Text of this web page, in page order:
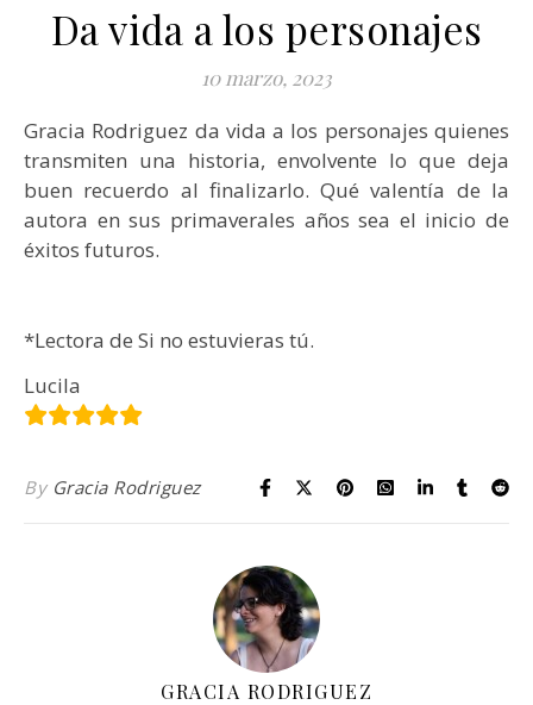
Da vida a los personajes
10 marzo, 2023
Gracia Rodriguez da vida a los personajes quienes
transmiten una historia, envolvente lo que deja
buen recuerdo al finalizarlo. Qué valentía de la
autora en sus primaverales años sea el inicio de
éxitos futuros.
*Lectora de Si no estuvieras tú.
Lucila
By Gracia Rodriguez
GRACIA RODRIGUEZ